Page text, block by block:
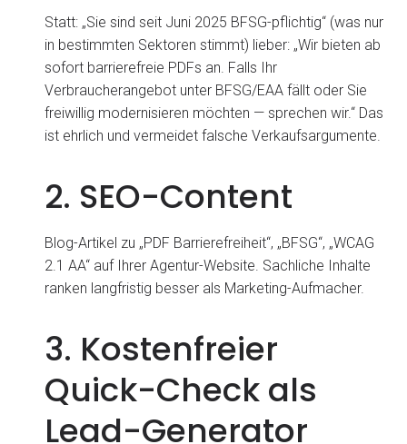
Statt: „Sie sind seit Juni 2025 BFSG-pflichtig“ (was nur
in bestimmten Sektoren stimmt) lieber: „Wir bieten ab
sofort barrierefreie PDFs an. Falls Ihr
Verbraucherangebot unter BFSG/EAA fällt oder Sie
freiwillig modernisieren möchten — sprechen wir.“ Das
ist ehrlich und vermeidet falsche Verkaufsargumente.
2. SEO-Content
Blog-Artikel zu „PDF Barrierefreiheit“, „BFSG“, „WCAG
2.1 AA“ auf Ihrer Agentur-Website. Sachliche Inhalte
ranken langfristig besser als Marketing-Aufmacher.
3. Kostenfreier
Quick-Check als
Lead-Generator